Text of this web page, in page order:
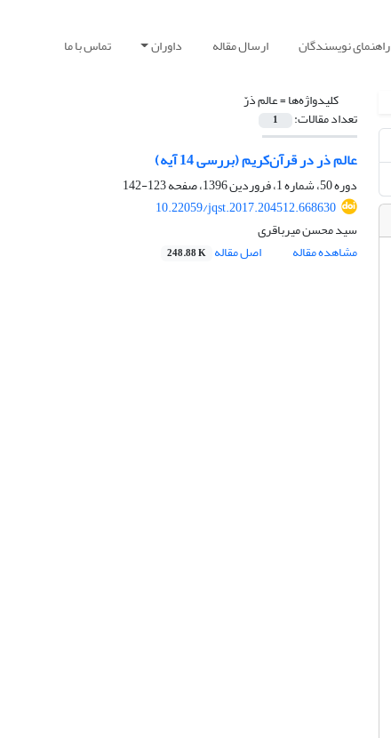
راهنمای نویسندگان ارسال مقاله داوران تماس با ما
کلیدواژه‌ها =عالم ذرّ
تعداد مقالات: 1
عالم ذر در قرآن‌کریم (بررسی 14 آیه)
دوره 50، شماره 1، فروردین 1396، صفحه
123-142
10.22059/jqst.2017.204512.668630
سید محسن میرباقری
مشاهده مقاله
اصل مقاله 248.88 K